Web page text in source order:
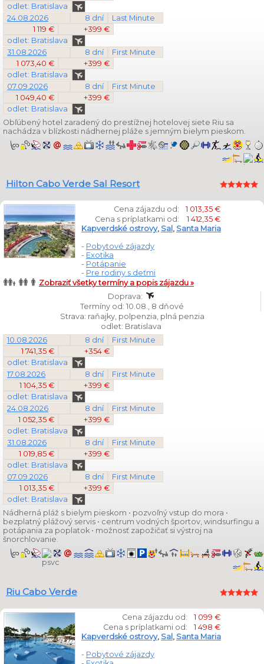
odlet: Bratislava
24.08.2026
8 dní
Last Minute
1 119 €
+399 €
odlet: Bratislava
31.08.2026
8 dní
First Minute
1 073,40 €
+399 €
odlet: Bratislava
07.09.2026
8 dní
First Minute
1 049,40 €
+399 €
odlet: Bratislava
Obľúbený hotel zaradený do prestížnej hotelovej siete Riu sa
nachádza v blízkosti nádhernej pláže s jemným bielym pieskom.
Hilton Cabo Verde Sal Resort
Cena zájazdu od:
1 013,35 €
Cena s príplatkami od:
1 412,35 €
Kapverdské ostrovy, Sal , Santa Maria
- Pobytové zájazdy
- Exotika
- Potápanie
- Pre rodiny s deťmi
Zobraziť všetky termíny a popis zájazdu »
Doprava:
Termíny od: 10.08., 8 dňové
Strava: raňajky, polpenzia, plná penzia
odlet: Bratislava
10.08.2026
8 dní
First Minute
1 741,35 €
+354 €
odlet: Bratislava
17.08.2026
8 dní
First Minute
1 104,35 €
+399 €
odlet: Bratislava
24.08.2026
8 dní
First Minute
1 052,35 €
+399 €
odlet: Bratislava
31.08.2026
8 dní
First Minute
1 019,85 €
+399 €
odlet: Bratislava
07.09.2026
8 dní
First Minute
1 013,35 €
+399 €
odlet: Bratislava
Nádherná pláž s bielym pieskom • pozvoľný vstup do mora •
bezplatný plážový servis • centrum vodných športov, windsurfingu a
potápania za poplatok • možnosť zapožičať si výstroj na
šnorchlovanie.
Riu Cabo Verde
Cena zájazdu od:
1 099 €
Cena s príplatkami od:
1 498 €
Kapverdské ostrovy, Sal , Santa Maria
- Pobytové zájazdy